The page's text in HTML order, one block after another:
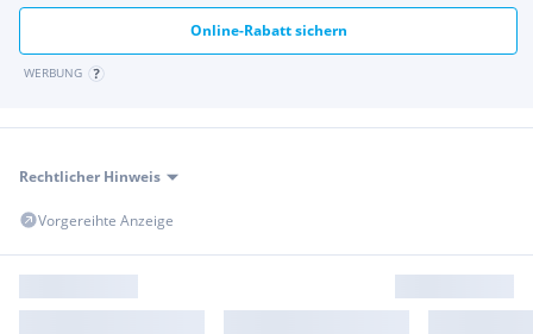
Online-Rabatt sichern
WERBUNG
Rechtlicher Hinweis
Vorgereihte Anzeige